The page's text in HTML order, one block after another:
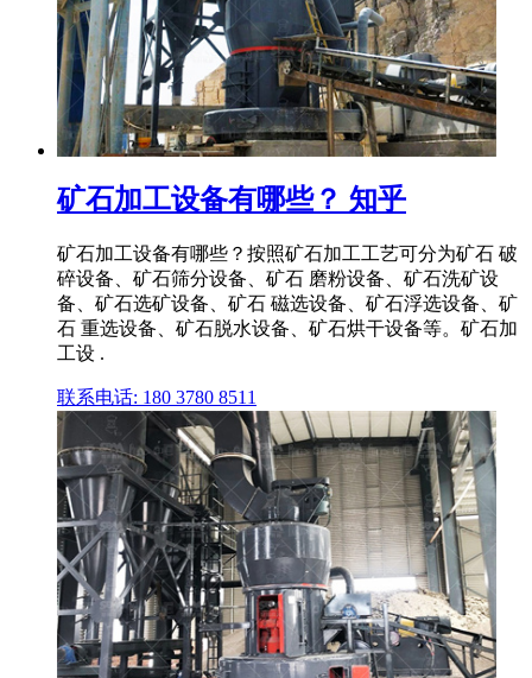
矿石加工设备有哪些？ 知乎
矿石加工设备有哪些？按照矿石加工工艺可分为矿石 破
碎设备、矿石筛分设备、矿石 磨粉设备、矿石洗矿设
备、矿石选矿设备、矿石 磁选设备、矿石浮选设备、矿
石 重选设备、矿石脱水设备、矿石烘干设备等。矿石加
工设 .
联系电话: 180 3780 8511